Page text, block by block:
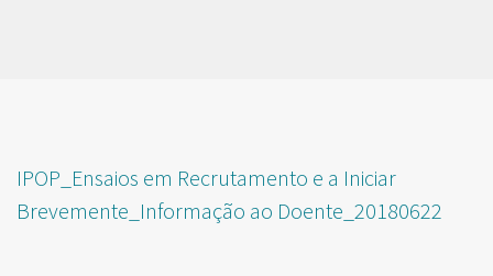
IPOP_Ensaios em Recrutamento e a Iniciar
Brevemente_Informação ao Doente_20180622